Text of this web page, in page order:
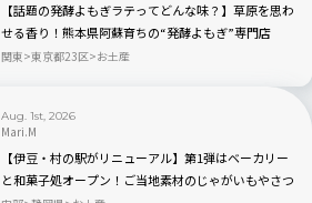
【話題の発酵よもぎラテってどんな味？】草原を思わ
せる香り！熊本県阿蘇育ちの“発酵よもぎ”専門店
「BETWEEN by THE YOMOGI STAND」渋谷にオープ
関東 東京都23区 お土産
Aug. 1st, 2026
Mari.M
【伊豆・村の駅がリニューアル】第1弾はベーカリー
と和菓子処オープン！ご当地素材のじゃがいもやさつ